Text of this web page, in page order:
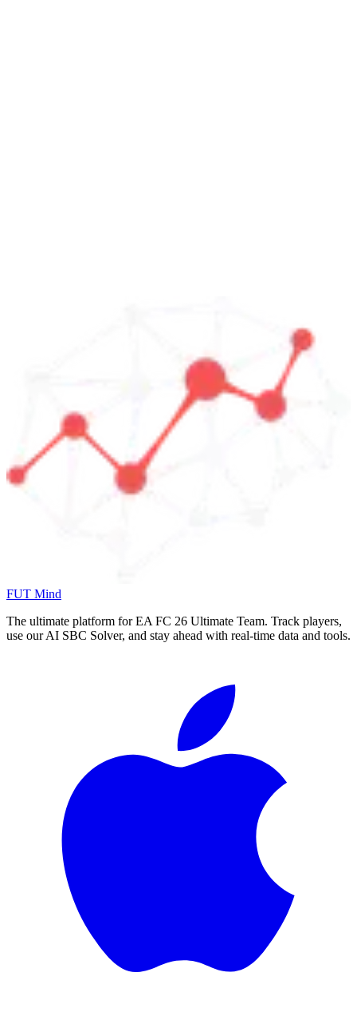
FUT Mind
The ultimate platform for EA FC 26 Ultimate Team. Track players,
use our AI SBC Solver, and stay ahead with real-time data and tools.